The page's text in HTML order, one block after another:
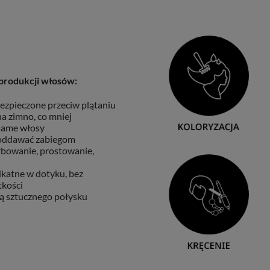
włosów:
przeciw plątaniu
zimno, co mniej
włosy
zabiegom
prostowanie,
w dotyku, bez
sztucznego połysku